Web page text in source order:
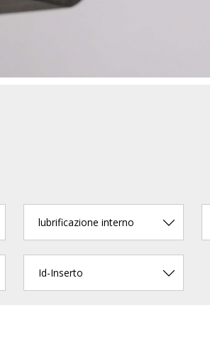
lubrificazione interno
Id-Inserto